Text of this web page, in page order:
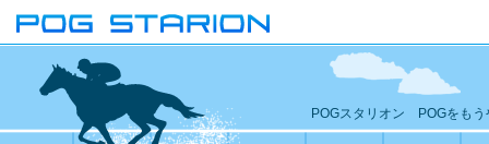
POGスタリオン POGをもう